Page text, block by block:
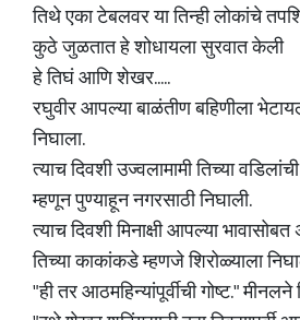
तिथे एका टेबलवर या तिन्ही लोकांचे
कुठे जुळतात हे शोधायला सुरवात केली
हे तिघं आणि शेखर.....
रघुवीर आपल्या बाळंतीण बहिणीला
निघाला.
त्याच दिवशी उज्वलामामी तिच्या
म्हणून पुण्याहून नगरसाठी निघाली.
त्याच दिवशी मिनाक्षी आपल्या
तिच्या काकांकडे म्हणजे शिरोळ्याला
"ही तर आठमहिन्यांपूर्वीची गोष्ट."